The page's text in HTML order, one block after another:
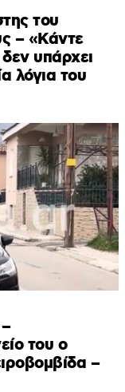
του
– «Κάντε
υπάρχει
λόγια του
του ο
–